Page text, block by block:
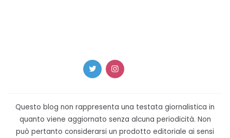
Questo blog non rappresenta una testata giornalistica in
quanto viene aggiornato senza alcuna periodicità. Non
può pertanto considerarsi un prodotto editoriale ai sensi